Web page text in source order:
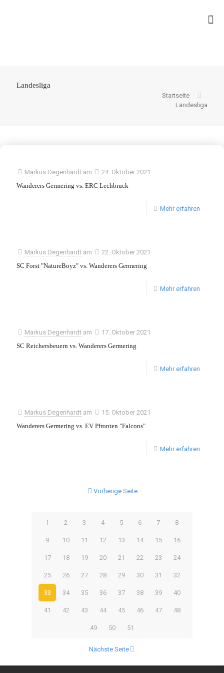
Landesliga
Startseite
Landesliga
Markus Degenhardt am
24. Oktober 2021
Wanderers Germering vs. ERC Lechbruck
Mehr erfahren
Markus Degenhardt am
22. Oktober 2021
SC Forst "NatureBoyz" vs. Wanderers Germering
Mehr erfahren
Markus Degenhardt am
17. Oktober 2021
SC Reichersbeuern vs. Wanderers Germering
Mehr erfahren
Markus Degenhardt am
15. Oktober 2021
Wanderers Germering vs. EV Pfronten "Falcons"
Mehr erfahren
Vorherige Seite
1 2 3 4 5 6 7 8
9 10 11 12 13 14 15 16
17 18 19 20 21 22 23 24
25 26 27 28 29 30 31 32
33 34 35 36 37 38 39 40
41 42 43 44 45 46 47 48
49 50 51
Nächste Seite